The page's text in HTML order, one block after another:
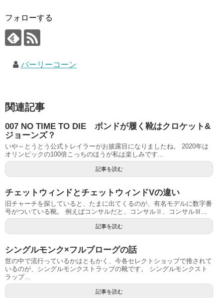
フォローする
バーリーコーン
関連記事
007 NO TIME TO DIE ボンドが履く靴はクロケット&
ジョーンズ？
いや～とうとう公式トレイラーがお披露目になりましたね。 2020年は
オリンピックの100倍こっちのほうが私は楽しみです...
記事を読む
チェットウィンドとチェットウィンドVの違い
旧チャーチを探していると、たまに出てくるのが、有名モデルに数字番
号がついている靴。 例えばコンサルだと、コンサルⅡ、コンサルⅢ...
記事を読む
シングルモンク×フルブローグの話
世の中で流行っているかはともかく、今各セレクトショップで推されて
いるのが、シングルモンクストラップの靴です。 シングルモンクスト
ラップ...
記事を読む